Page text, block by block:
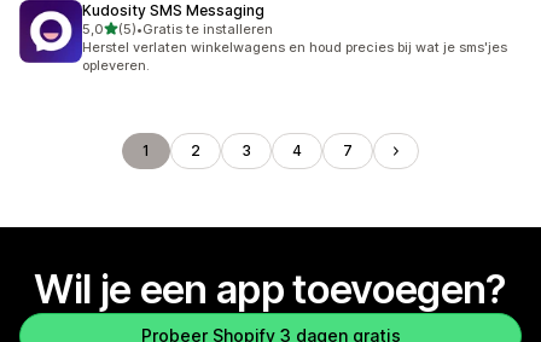
Kudosity SMS Messaging
5,0van 5 sterren
(5)
5 recensies in totaal
•Gratis te installeren
Herstel verlaten winkelwagens en houd precies bij wat je sms'jes
opleveren.
1 2 3 4 7
Wil je een app toevoegen?
Probeer Shopify 3 dagen gratis